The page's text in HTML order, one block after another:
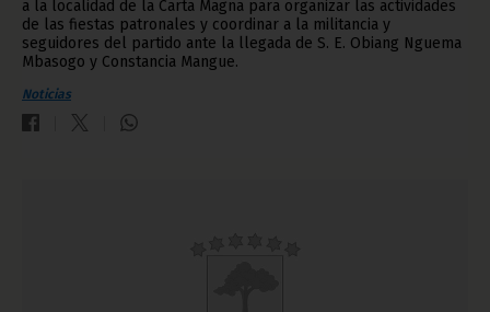
a la localidad de la Carta Magna para organizar las actividades
de las fiestas patronales y coordinar a la militancia y
seguidores del partido ante la llegada de S. E. Obiang Nguema
Mbasogo y Constancia Mangue.
Noticias